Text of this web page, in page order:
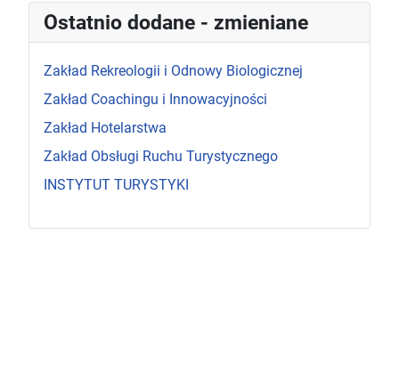
Ostatnio dodane - zmieniane
Zakład Rekreologii i Odnowy Biologicznej
Zakład Coachingu i Innowacyjności
Zakład Hotelarstwa
Zakład Obsługi Ruchu Turystycznego
INSTYTUT TURYSTYKI